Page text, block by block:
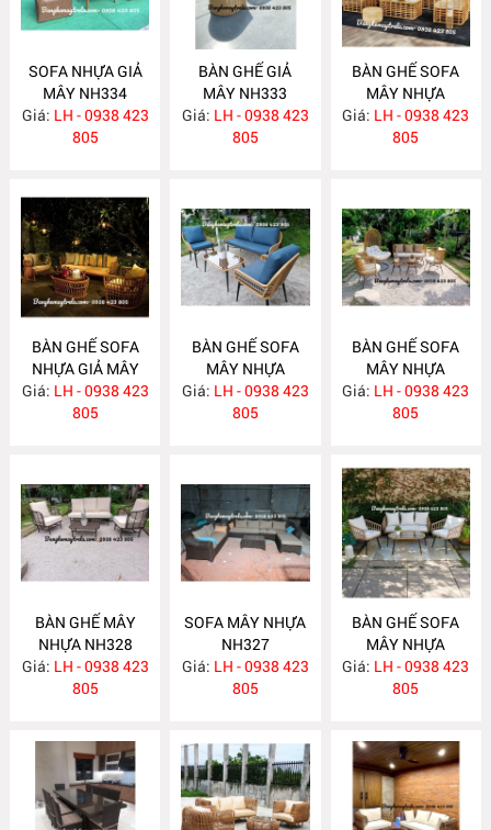
SOFA NHỰA GIẢ
MÂY NH334
Giá: LH - 0938 423
805
BÀN GHẾ GIẢ
MÂY NH333
Giá: LH - 0938 423
805
BÀN GHẾ SOFA
MÂY NHỰA
NH332
Giá: LH - 0938 423
805
BÀN GHẾ SOFA
NHỰA GIẢ MÂY
NH331
Giá: LH - 0938 423
805
BÀN GHẾ SOFA
MÂY NHỰA
NH330
Giá: LH - 0938 423
805
BÀN GHẾ SOFA
MÂY NHỰA
NH329
Giá: LH - 0938 423
805
BÀN GHẾ MÂY
NHỰA NH328
Giá: LH - 0938 423
805
SOFA MÂY NHỰA
NH327
Giá: LH - 0938 423
805
BÀN GHẾ SOFA
MÂY NHỰA
NH326
Giá: LH - 0938 423
805